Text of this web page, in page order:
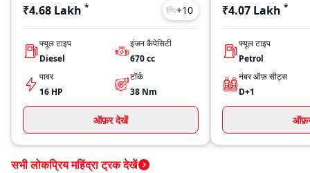
₹4.68 Lakh * +10
फ्यूल टाइप
Diesel
इंजन कैपेसिटी
670cc
पावर
16 HP
टॉर्क
38 Nm
ऑफ़र देखें
₹4.07 Lakh *
फ्यूल टाइप
Petrol
नंबर ऑफ़ सीट्स
D+1
सभी लोकप्रिय महिंद्रा ट्रक देखें